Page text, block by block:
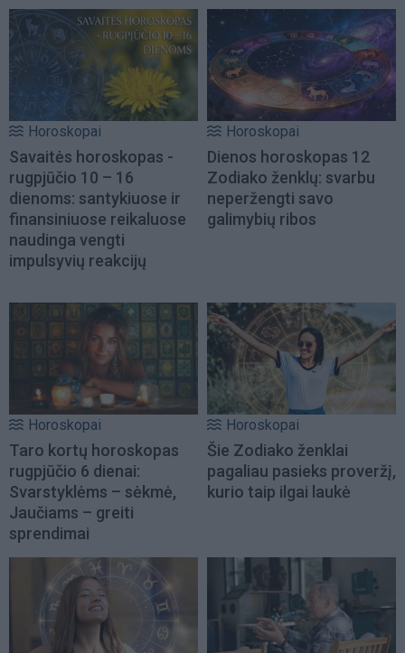
Horoskopai
Savaitės horoskopas -
rugpjūčio 10 – 16
dienoms: santykiuose ir
finansiniuose reikaluose
naudinga vengti
impulsyvių reakcijų
Horoskopai
Dienos horoskopas 12
Zodiako ženklų: svarbu
neperžengti savo
galimybių ribos
Horoskopai
Taro kortų horoskopas
rugpjūčio 6 dienai:
Svarstyklėms – sėkmė,
Jaučiams – greiti
sprendimai
Horoskopai
Šie Zodiako ženklai
pagaliau pasieks proveržį,
kurio taip ilgai laukė